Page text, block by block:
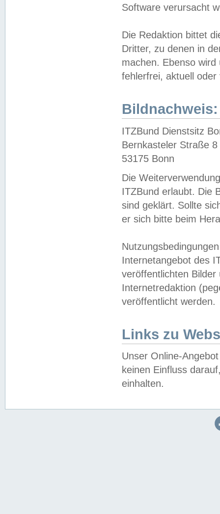
Software verursacht
Die Redaktion bittet
Dritter, zu denen in
machen. Ebenso
fehlerfrei, aktuell oder
Bildnachweis:
ITZBund Dienstsitz
Bernkasteler Straße 8
53175 Bonn
Die
ITZBund erlaubt. Die
sind geklärt. Sollte
er sich bitte beim
Internetangebot des
veröffentlichten
Internetredaktion
veröffentlicht werden.
Links zu
Unser Online-
keinen Einfluss
einhalten.